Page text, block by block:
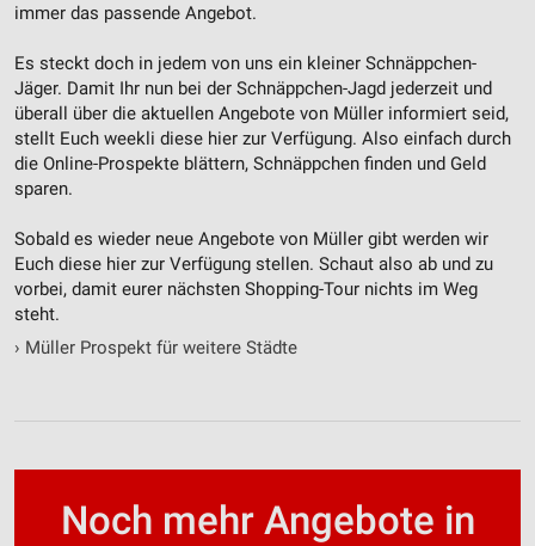
immer das passende Angebot.
Es steckt doch in jedem von uns ein kleiner Schnäppchen-
Jäger. Damit Ihr nun bei der Schnäppchen-Jagd jederzeit und
überall über die aktuellen Angebote von Müller informiert seid,
stellt Euch weekli diese hier zur Verfügung. Also einfach durch
die Online-Prospekte blättern, Schnäppchen finden und Geld
sparen.
Sobald es wieder neue Angebote von Müller gibt werden wir
Euch diese hier zur Verfügung stellen. Schaut also ab und zu
vorbei, damit eurer nächsten Shopping-Tour nichts im Weg
steht.
› Müller Prospekt für weitere Städte
Noch mehr Angebote in